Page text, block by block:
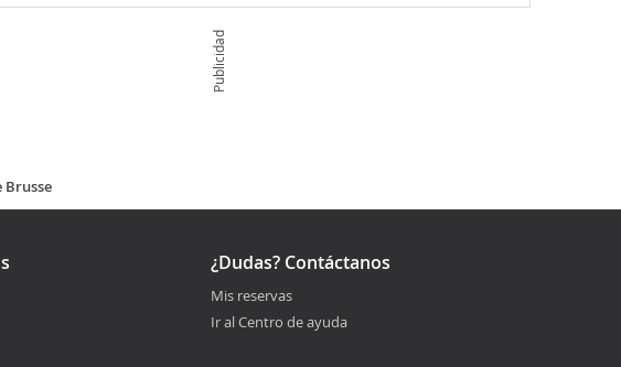
Publicidad
Brusse
¿Dudas? Contáctanos
Mis reservas
Ir al Centro de ayuda